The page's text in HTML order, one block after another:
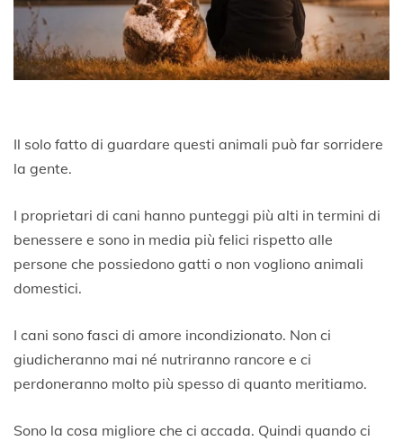
Il solo fatto di guardare questi animali può far sorridere
la gente.
I proprietari di cani hanno punteggi più alti in termini di
benessere e sono in media più felici rispetto alle
persone che possiedono gatti o non vogliono animali
domestici.
I cani sono fasci di amore incondizionato. Non ci
giudicheranno mai né nutriranno rancore e ci
perdoneranno molto più spesso di quanto meritiamo.
Sono la cosa migliore che ci accada. Quindi quando ci